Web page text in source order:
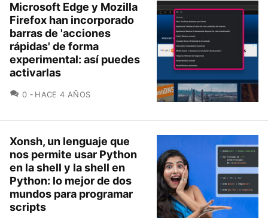
Microsoft Edge y Mozilla
Firefox han incorporado
barras de 'acciones
rápidas' de forma
experimental: así puedes
activarlas
0 COMENTARIOS
HACE 4 AÑOS
Xonsh, un lenguaje que
nos permite usar Python
en la shell y la shell en
Python: lo mejor de dos
mundos para programar
scripts